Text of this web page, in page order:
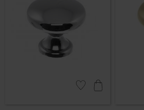
Lagre som favoritt